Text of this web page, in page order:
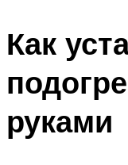
Как
руками